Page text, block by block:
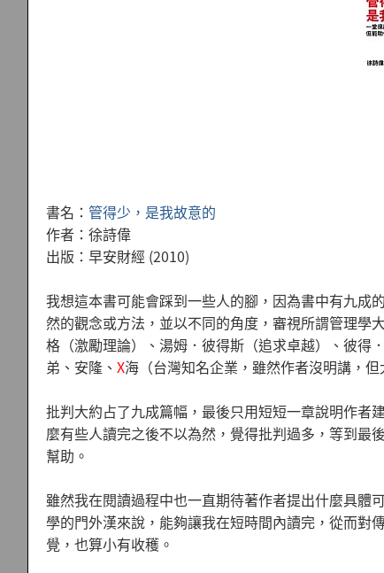
書名： 管得少，是我故意的
作者：徐詩偉
出版：早安財經 (2010)
我想這本書可能會踩到一些人的腳，因為書中有九成
然的觀念或方法，並以不同的角度，審視所謂管理學
格（激勵理論）、湯姆．彼得斯（追求卓越）、彼得
弟、安隆、 X海（台灣知名企業，雖然作者沒明講，
批判大約占了九成篇幅，最後只用短短一章說明作者
麼有些人讀完之後不以為然，覺得批判過多，等到最
幫助。
雖然我在閱讀過程中也一直期待著作者提出什麼具體
學的門外漢來說，能夠讓我在短時間內讀完，從而對
覺，也算小有收穫。